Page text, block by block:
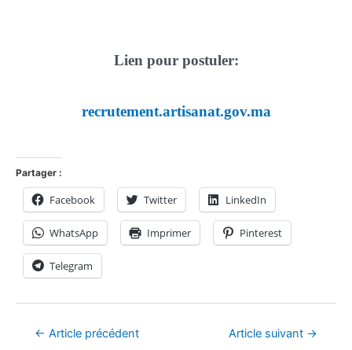
Lien pour postuler:
recrutement.artisanat.gov.ma
Partager :
Facebook Twitter LinkedIn
WhatsApp Imprimer Pinterest
Telegram
← Article précédent Article suivant →